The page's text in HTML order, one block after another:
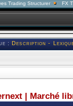
Structurer FX Trader
:Description -
| Marché